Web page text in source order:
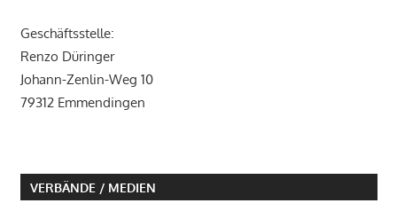
Geschäftsstelle:
Renzo Düringer
Johann-Zenlin-Weg 10
79312 Emmendingen
VERBÄNDE / MEDIEN